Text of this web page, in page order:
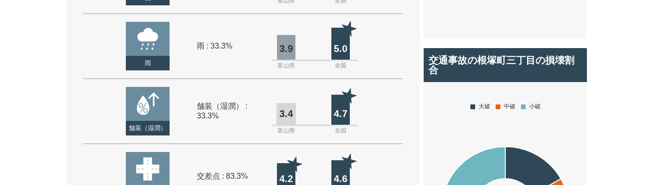
雨
雨 : 33.3% 3.9 5.0
富山県 全国
舗装（湿潤）
舗装（湿潤） :
33.3%
3.4 4.7
富山県 全国
交差点 : 83.3% 4.2 4.6
交通事故の根塚町三丁目の損壊割
合